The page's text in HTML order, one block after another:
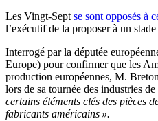
Les Vingt-Sept se sont opposés à
l’exécutif de la proposer à un
Interrogé par la députée
Europe) pour confirmer que les
production européennes, M.
lors de sa tournée des industries
certains éléments clés des pièces
fabricants américains ».